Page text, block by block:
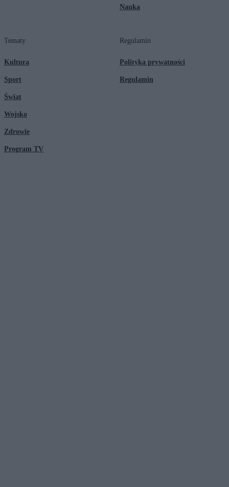
Nauka
Tematy
Kultura
Sport
Świat
Wojsko
Zdrowie
Program TV
Regulamin
Polityka prywatności
Regulamin